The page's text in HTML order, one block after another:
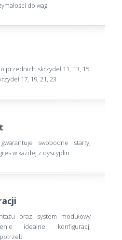
do wagi
przednich skrzydeł 11, 13, 15.
17, 19, 21, 23
swobodne starty,
w każdej z dyscyplin
oraz system modułowy
idealnej konfiguracji